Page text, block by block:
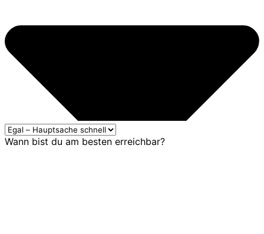
Wann bist du am besten erreichbar?